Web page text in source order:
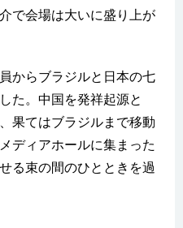
で会場は大いに盛り上が
からブラジルと日本の七
た。中国を発祥起源と
果てはブラジルまで移動
ディアホールに集まった
る束の間のひとときを過